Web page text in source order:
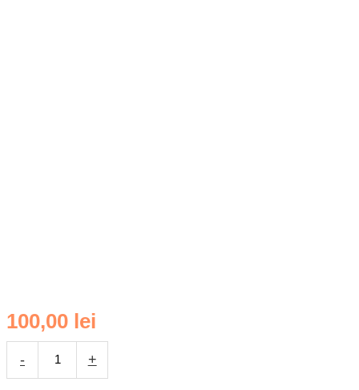
100,00 lei
-
Display
Motorola
+